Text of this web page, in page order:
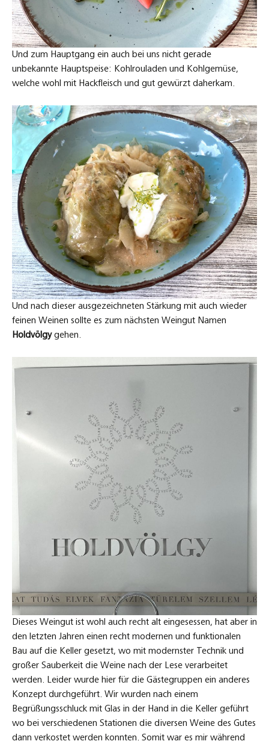
Und zum Hauptgang ein auch bei uns nicht gerade
unbekannte Hauptspeise: Kohlrouladen und Kohlgemüse,
welche wohl mit Hackfleisch und gut gewürzt daherkam.
Und nach dieser ausgezeichneten Stärkung mit auch wieder
feinen Weinen sollte es zum nächsten Weingut Namen
Holdvölgygehen.
Dieses Weingut ist wohl auch recht alt eingesessen, hat aber in
den letzten Jahren einen recht modernen und funktionalen
Bau auf die Keller gesetzt, wo mit modernster Technik und
großer Sauberkeit die Weine nach der Lese verarbeitet
werden. Leider wurde hier für die Gästegruppen ein anderes
Konzept durchgeführt. Wir wurden nach einem
Begrüßungsschluck mit Glas in der Hand in die Keller geführt
wo bei verschiedenen Stationen die diversen Weine des Gutes
dann verkostet werden konnten. Somit war es mir während